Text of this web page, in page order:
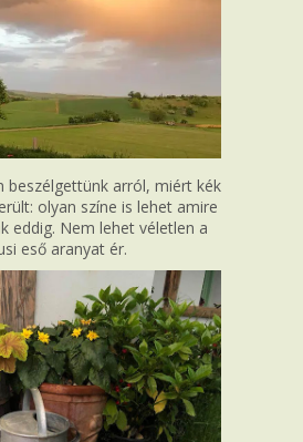
beszélgettünk arról, miért kék
olyan színe is lehet amire
eddig. Nem lehet véletlen a
eső aranyat ér.